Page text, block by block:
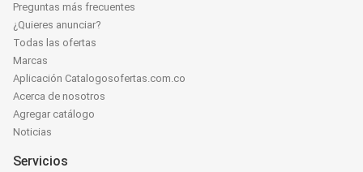
Preguntas más frecuentes
¿Quieres anunciar?
Todas las ofertas
Marcas
Aplicación Catalogosofertas.com.co
Acerca de nosotros
Agregar catálogo
Noticias
Servicios